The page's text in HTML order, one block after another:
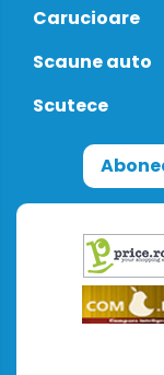
Carucioare
Scaune auto
Scutece